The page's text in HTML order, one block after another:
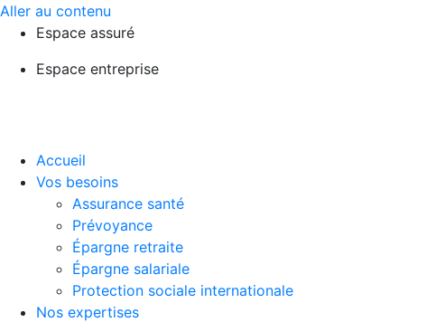
Aller au contenu
Espace assuré
Espace entreprise
Accueil
Vos besoins
Assurance santé
Prévoyance
Épargne retraite
Épargne salariale
Protection sociale internationale
Nos expertises